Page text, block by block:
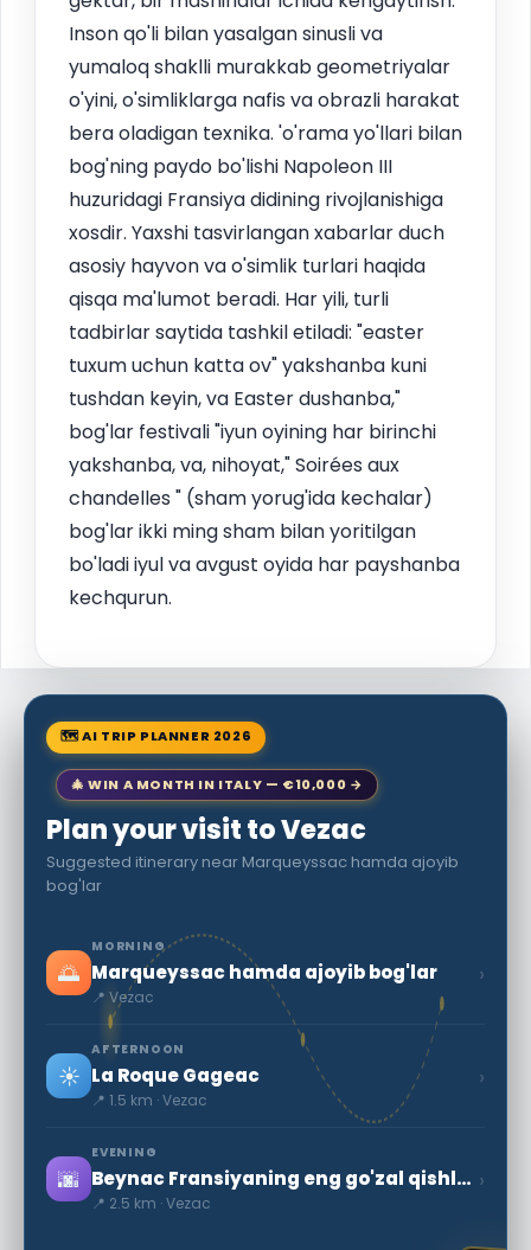
Inson qo'li bilan yasalgan sinusli va
yumaloq shaklli murakkab geometriyalar
o'yini, o'simliklarga nafis va obrazli harakat
bera oladigan texnika. 'o'rama yo'llari bilan
bog'ning paydo bo'lishi Napoleon III
huzuridagi Fransiya didining rivojlanishiga
xosdir. Yaxshi tasvirlangan xabarlar duch
asosiy hayvon va o'simlik turlari haqida
qisqa ma'lumot beradi. Har yili, turli
tadbirlar saytida tashkil etiladi: "easter
tuxum uchun katta ov" yakshanba kuni
tushdan keyin, va Easter dushanba,"
bog'lar festivali "iyun oyining har birinchi
yakshanba, va, nihoyat," Soirées aux
chandelles " (sham yorug'ida kechalar)
bog'lar ikki ming sham bilan yoritilgan
bo'ladi iyul va avgust oyida har payshanba
kechqurun.
🗺 AI TRIP PLANNER 2026
🎄 WIN A MONTH IN ITALY — €10,000 →
Plan your visit to Vezac
Suggested itinerary near Marqueyssac hamda ajoyib
bog'lar
🌅
MORNING
Marqueyssac hamda ajoyib bog'lar
📍 Vezac
›
☀️
AFTERNOON
La Roque Gageac
📍 1.5 km · Vezac
›
🌆
EVENING
Beynac Fransiyaning eng go'zal qishloqlaridan biri
📍 2.5 km · Vezac
›